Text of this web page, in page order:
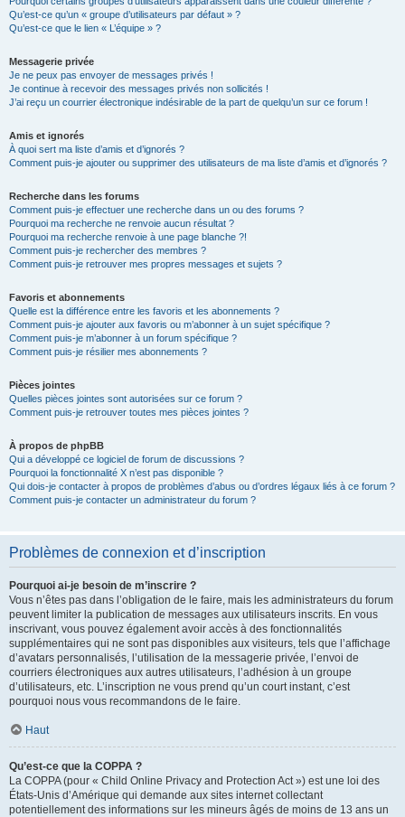
Qu’est-ce qu’un « groupe d’utilisateurs par défaut » ?
Qu’est-ce que le lien « L’équipe » ?
Messagerie privée
Je ne peux pas envoyer de messages privés !
Je continue à recevoir des messages privés non sollicités !
J’ai reçu un courrier électronique indésirable de la part de quelqu’un sur ce forum !
Amis et ignorés
À quoi sert ma liste d’amis et d’ignorés ?
Comment puis-je ajouter ou supprimer des utilisateurs de ma liste d’amis et d’ignorés ?
Recherche dans les forums
Comment puis-je effectuer une recherche dans un ou des forums ?
Pourquoi ma recherche ne renvoie aucun résultat ?
Pourquoi ma recherche renvoie à une page blanche ?!
Comment puis-je rechercher des membres ?
Comment puis-je retrouver mes propres messages et sujets ?
Favoris et abonnements
Quelle est la différence entre les favoris et les abonnements ?
Comment puis-je ajouter aux favoris ou m’abonner à un sujet spécifique ?
Comment puis-je m’abonner à un forum spécifique ?
Comment puis-je résilier mes abonnements ?
Pièces jointes
Quelles pièces jointes sont autorisées sur ce forum ?
Comment puis-je retrouver toutes mes pièces jointes ?
À propos de phpBB
Qui a développé ce logiciel de forum de discussions ?
Pourquoi la fonctionnalité X n’est pas disponible ?
Qui dois-je contacter à propos de problèmes d’abus ou d’ordres légaux liés à ce forum ?
Comment puis-je contacter un administrateur du forum ?
Problèmes de connexion et d’inscription
Pourquoi ai-je besoin de m’inscrire ?
Vous n’êtes pas dans l’obligation de le faire, mais les administrateurs du forum
peuvent limiter la publication de messages aux utilisateurs inscrits. En vous
inscrivant, vous pouvez également avoir accès à des fonctionnalités
supplémentaires qui ne sont pas disponibles aux visiteurs, tels que l’affichage
d’avatars personnalisés, l’utilisation de la messagerie privée, l’envoi de
courriers électroniques aux autres utilisateurs, l’adhésion à un groupe
d’utilisateurs, etc. L’inscription ne vous prend qu’un court instant, c’est
pourquoi nous vous recommandons de le faire.
Haut
Qu’est-ce que la COPPA ?
La COPPA (pour « Child Online Privacy and Protection Act ») est une loi des
États-Unis d’Amérique qui demande aux sites internet collectant
potentiellement des informations sur les mineurs âgés de moins de 13 ans un